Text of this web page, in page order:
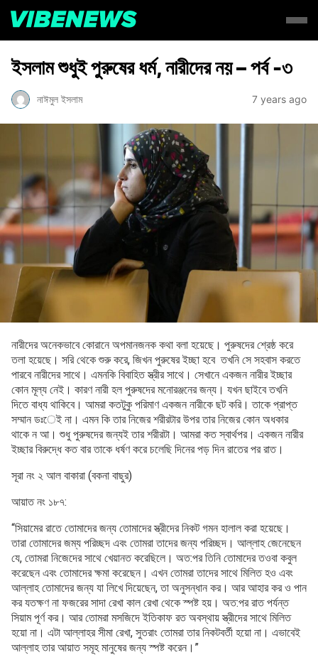
ইসলাম শুধুই পুরুষের ধর্ম, নারীদের নয় – পর্ব -৩
নাঈমুল ইসলাম 7 years ago
নারীদের অনেকভাবে কোরানে অপমানজনক কথা বলা হয়েছে। পুরুষদের শ্রেষ্ঠ করে
তলা হয়েছে। সরি থেকে শুরু করে, জিখন পুরুষের ইচ্ছা হবে তখনি সে সহবাস করতে
পারবে নারীদের সাথে। এমনকি বিবাহিত স্ত্রীর সাথে। সেখানে একজন নারীর ইচ্ছার
কোন মূল্য নেই। কারণ নারী হল পুরুষদের মনোরঞ্জনের জন্য। যখন ছাইবে তখনি
দিতে বাধ্য থাকিবে। আমরা কতটুকু পরিমাণ একজন নারীকে ছট করি। তাকে প্রাপ্ত
সম্মান ডঃেই না। এমন কি তার নিজের শরীরটার উপর তার নিজের কোন অধকার
থাকে ন আ। শুধু পুরুষদের জন্যই তার শরীরটা। আমরা কত স্বার্থপর। একজন নারীর
ইচ্ছার বিরুদ্ধে কত বার তাকে ধর্ষণ করে চলেছি দিনের পড় দিন রাতের পর রাত।
সূরা নং ২ আল বাকারা (বকনা বাছুর)
আয়াত নং ১৮৭:
“সিয়ামের রাতে তোমাদের জন্য তোমাদের স্ত্রীদের নিকট গমন হালাল করা হয়েছে।
তারা তোমাদের জম্য পরিচ্ছদ এবং তোমরা তাদের জন্য পরিচ্ছদ। আল্লাহ জেনেছেন
যে, তোমরা নিজেদের সাথে খেয়ানত করেছিলে। অত:পর তিনি তোমাদের তওবা কবুল
করেছেন এবং তোমাদের ক্ষমা করেছেন। এখন তোমরা তাদের সাথে মিলিত হও এবং
আল্লাহ তোমাদের জন্য যা লিখে দিয়েছেন, তা অনুসন্ধান কর। আর আহার কর ও পান
কর যতক্ষণ না ফজরের সাদা রেখা কাল রেখা থেকে স্পষ্ট হয়। অত:পর রাত পর্যন্ত
সিয়াম পূর্ণ কর। আর তোমরা মসজিদে ইতিকাফ রত অবস্থায় স্ত্রীদের সাথে মিলিত
হয়ো না। এটা আল্লাহর সীমা রেখা, সুতরাং তোমরা তার নিকটবর্তী হয়ো না। এভাবেই
আল্লাহ তার আয়াত সমূহ মানুষের জন্য স্পষ্ট করেন।”